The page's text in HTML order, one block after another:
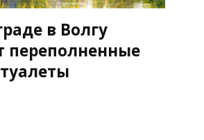
в Волгу
переполненные